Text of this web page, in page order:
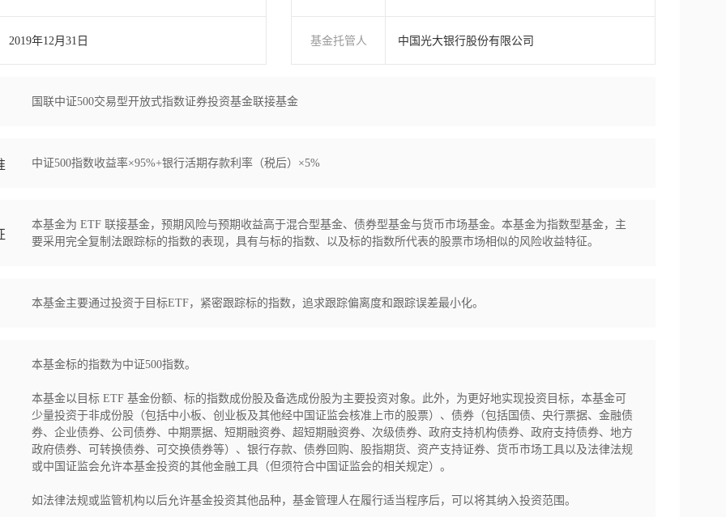
2019年12月31日 基金托管人 中国光大银行股份有限公司
国联中证500交易型开放式指数证券投资基金联接基金
中证500指数收益率×95%+银行活期存款利率（税后）×5%
本基金为 ETF 联接基金，预期风险与预期收益高于混合型基金、债券型基金与货币市场基金。本基金为指数型基金，主
要采用完全复制法跟踪标的指数的表现，具有与标的指数、以及标的指数所代表的股票市场相似的风险收益特征。
本基金主要通过投资于目标ETF，紧密跟踪标的指数，追求跟踪偏离度和跟踪误差最小化。
本基金标的指数为中证500指数。
本基金以目标 ETF 基金份额、标的指数成份股及备选成份股为主要投资对象。此外，为更好地实现投资目标，本基金可
少量投资于非成份股（包括中小板、创业板及其他经中国证监会核准上市的股票）、债券（包括国债、央行票据、金融债
券、企业债券、公司债券、中期票据、短期融资券、超短期融资券、次级债券、政府支持机构债券、政府支持债券、地方
政府债券、可转换债券、可交换债券等）、银行存款、债券回购、股指期货、资产支持证券、货币市场工具以及法律法规
或中国证监会允许本基金投资的其他金融工具（但须符合中国证监会的相关规定）。
如法律法规或监管机构以后允许基金投资其他品种，基金管理人在履行适当程序后，可以将其纳入投资范围。